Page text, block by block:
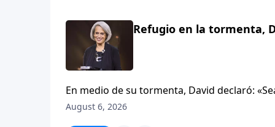
Refugio en la tormenta,
En medio de su tormenta, David declaró:
esta pregunta: ¿Lo que impulsa tu vida es
August 6, 2026